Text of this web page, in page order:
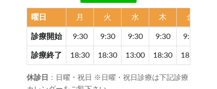
曜日 月 火 水 木 金
診療開始 9:30 9:30 9:30 9:30 9:30
診療終了 18:30 18:30 13:00 18:30 18:30
休診日 ：日曜・祝日 ※日曜・祝日診療は下記診療